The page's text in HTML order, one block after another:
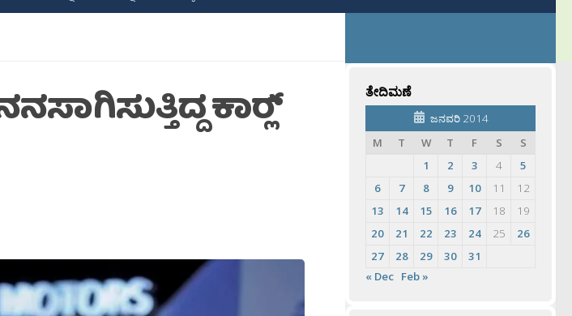
ಕಾರ‍್ಲ್
ತೇದಿಮಣೆ
ಜನವರಿ 2014
M
T W T F S
S
1
2 3 4
5
6
7 8 9 10 11
12
13
14 15 16 17 18
19
20
21 22 23 24 25
26
27
28 29 30
31
« Dec Feb »